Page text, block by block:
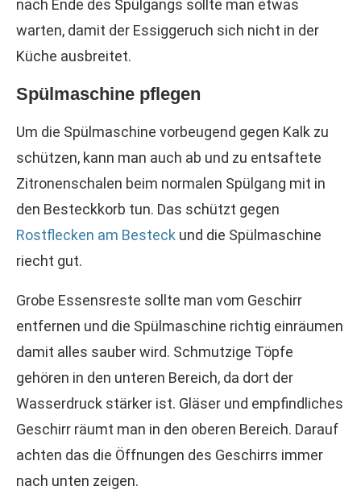
nach Ende des Spülgangs sollte man etwas
warten, damit der Essiggeruch sich nicht in der
Küche ausbreitet.
Spülmaschine pflegen
Um die Spülmaschine vorbeugend gegen Kalk zu
schützen, kann man auch ab und zu entsaftete
Zitronenschalen beim normalen Spülgang mit in
den Besteckkorb tun. Das schützt gegen
Rostflecken am Besteck und die Spülmaschine
riecht gut.
Grobe Essensreste sollte man vom Geschirr
entfernen und die Spülmaschine richtig einräumen
damit alles sauber wird. Schmutzige Töpfe
gehören in den unteren Bereich, da dort der
Wasserdruck stärker ist. Gläser und empfindliches
Geschirr räumt man in den oberen Bereich. Darauf
achten das die Öffnungen des Geschirrs immer
nach unten zeigen.